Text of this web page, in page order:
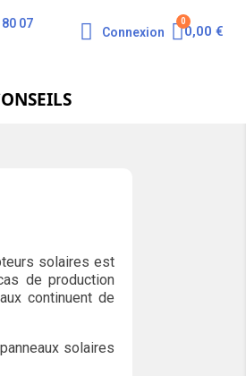
07
Connexion 0,00 €
solaires est
de production
continuent de
solaires